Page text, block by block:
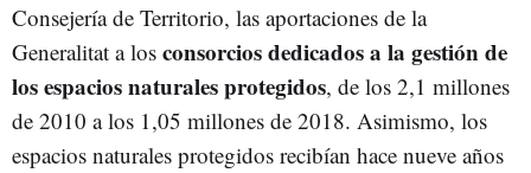
Consejería de Territorio, las aportaciones de la
Generalitat a los consorcios dedicados a la gestión de
los espacios naturales protegidos, de los 2,1 millones
de 2010 a los 1,05 millones de 2018. Asimismo, los
espacios naturales protegidos recibían hace nueve años